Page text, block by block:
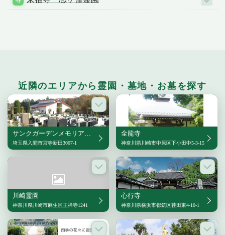
近隣のエリアから霊園・墓地・お墓を探す
サンクガーデンメモリアル16
埼玉県入間市宮寺新田3007-1
全龍寺
神奈川県川崎市中原区下小田中5-3-15
川崎霊園
神奈川県川崎市麻生区王禅寺1241
心行寺
神奈川県横浜市都筑区荏田東4-10-1